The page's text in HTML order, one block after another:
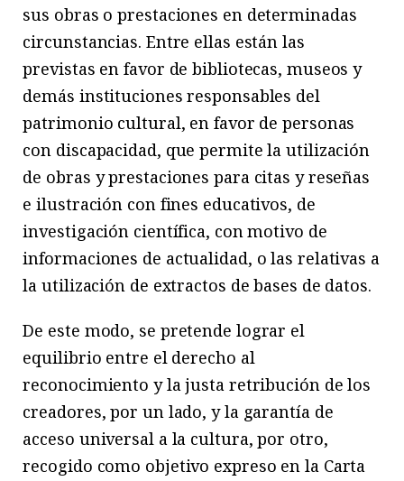
sus obras o prestaciones en determinadas
circunstancias. Entre ellas están las
previstas en favor de bibliotecas, museos y
demás instituciones responsables del
patrimonio cultural, en favor de personas
con discapacidad, que permite la utilización
de obras y prestaciones para citas y reseñas
e ilustración con fines educativos, de
investigación científica, con motivo de
informaciones de actualidad, o las relativas a
la utilización de extractos de bases de datos.
De este modo, se pretende lograr el
equilibrio entre el derecho al
reconocimiento y la justa retribución de los
creadores, por un lado, y la garantía de
acceso universal a la cultura, por otro,
recogido como objetivo expreso en la Carta